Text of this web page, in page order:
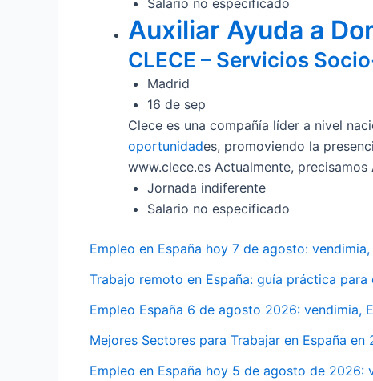
Salario no especificado
Auxiliar Ayuda a
CLECE – Servicios
Madrid
16 de sep
Clece es una compañía líder a nivel
oportunidades, promoviendo la
www.clece.es Actualmente,
Jornada indiferente
Salario no especificado
Empleo en España hoy 7 de agosto:
Trabajo remoto en España: guía práctica
Empleo España 6 de agosto 2026: vendimia,
Mejores Sectores para Trabajar en España en
Empleo en España hoy 5 de agosto de